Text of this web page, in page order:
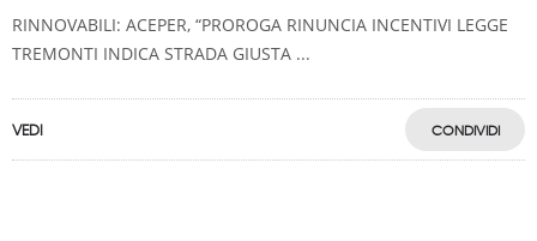
RINNOVABILI: ACEPER, “PROROGA RINUNCIA INCENTIVI LEGGE
TREMONTI INDICA STRADA GIUSTA ...
VEDI CONDIVIDI